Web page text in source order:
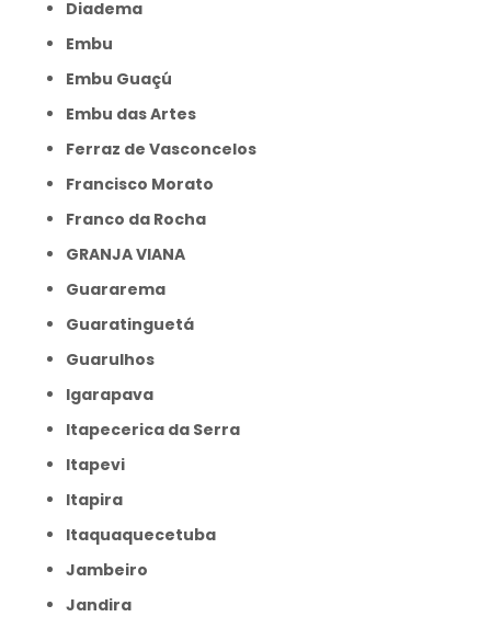
Diadema
Embu
Embu Guaçú
Embu das Artes
Ferraz de Vasconcelos
Francisco Morato
Franco da Rocha
GRANJA VIANA
Guararema
Guaratinguetá
Guarulhos
Igarapava
Itapecerica da Serra
Itapevi
Itapira
Itaquaquecetuba
Jambeiro
Jandira